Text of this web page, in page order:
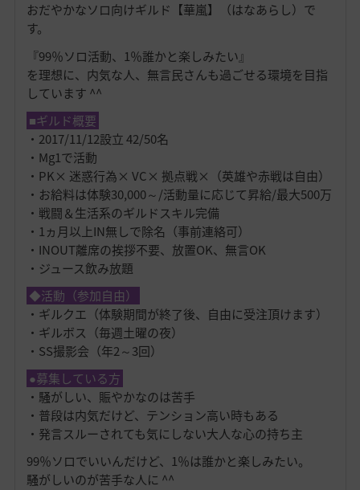
入
おだやかなソロ向けギルド【華嵐】（はなあらし）で
す。
『99％ソロ活動、1％誰かと楽しみたい』
を理想に、内気な人、無言民さんも過ごせる環境を目指
しています ^^
■ギルド概要
・2017/11/12設立 42/50名
・Mg1で活動
・PK× 迷惑行為× VC× 拠点戦×（英雄や赤戦は自由）
・お給料は体験30,000～/活動量に応じて昇給/最大500万
・戦闘＆生活系のギルドスキル完備
・1ヵ月以上IN無しで除名（事前連絡可）
・INOUT離席の挨拶不要、放置OK、無言OK
・ジュース飲み放題
◆活動（参加自由）
・ギルクエ（体験期間が終了後、自由に受注頂けます）
・ギルボス（毎週土曜の夜）
・SS撮影会（年2～3回）
●募集している方
・騒がしい、賑やかなのは苦手
・普段は内気だけど、テンション高い時もある
・発言スルーされても気にしない大人な心の持ち主
99％ソロでいいんだけど、1％は誰かと楽しみたい。
騒がしいのが苦手な人に ^^